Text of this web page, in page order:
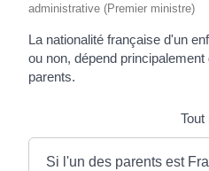
administrative (Premier ministre)
La nationalité française d'un
ou non, dépend
parents.
Tout
Si l'un des parents est